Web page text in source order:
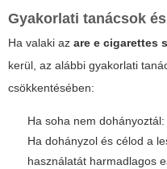
Gyakorlati tanácsok
Ha valaki az are e cigarettes
kerül, az alábbi gyakorlati
csökkentésében:
Ha soha nem
Ha dohányzol és célod a
használatát harmadlagos